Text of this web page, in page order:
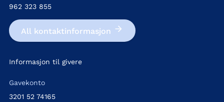
962 323 855
All kontakt­informasjon
Informasjon til givere
Gavekonto
3201 52 74165